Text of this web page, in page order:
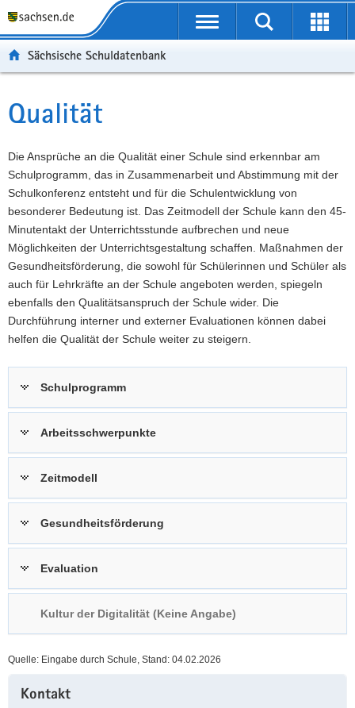
t
ü
e
r
g
r
e
i
f
e
n
d
e
i
g
o
n
r
l
a
v
i
g
a
t
i
o
n
a
t
n
h
a
l
t
W
t
r
e
I
n
f
o
r
m
a
t
i
r
i
c
e
Portalübergreifende
Suche
Sächsische Schuldatenbank
Hauptinhalt
Qualität
Die Ansprüche an die Qualität einer Schule sind erkennbar am
Schulprogramm, das in Zusammenarbeit und Abstimmung mit der
Schulkonferenz entsteht und für die Schulentwicklung von
besonderer Bedeutung ist. Das Zeitmodell der Schule kann den 45-
Minutentakt der Unterrichtsstunde aufbrechen und neue
Möglichkeiten der Unterrichtsgestaltung schaffen. Maßnahmen der
Gesundheitsförderung, die sowohl für Schülerinnen und Schüler als
auch für Lehrkräfte an der Schule angeboten werden, spiegeln
ebenfalls den Qualitätsanspruch der Schule wider. Die
Durchführung interner und externer Evaluationen können dabei
helfen die Qualität der Schule weiter zu steigern.
Schulprogramm
Arbeitsschwerpunkte
Zeitmodell
Gesundheitsförderung
Evaluation
Kultur der Digitalität (Keine Angabe)
Quelle: Eingabe durch Schule, Stand: 04.02.2026
Information
Kontakt